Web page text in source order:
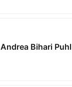
Andrea Bihari Puhl